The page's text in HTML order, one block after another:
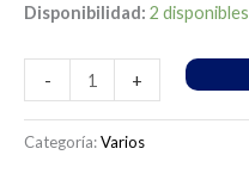
Disponibilidad: 2 disponibles
- +
Categoría:Varios